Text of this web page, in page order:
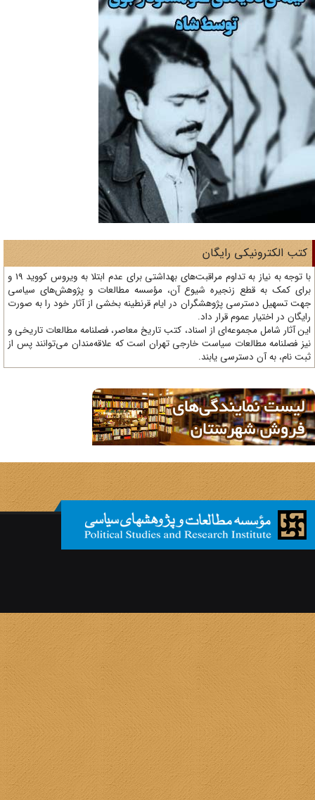
الکترونیکی رایگان
با توجه به نیاز به تداوم مراقبت‌های بهداشتی برای عدم ابتلا به ویروس کووید 19 و
کمک به قطع زنجیره شیوع آن، مؤسسه مطالعات و پژوهش‌های سیاسی
تسهیل دسترسی پژوهشگران در ایام قرنطینه بخشی از آثار خود را به صورت
در اختیار عموم قرار داد.
آثار شامل مجموعه‌ای از اسناد، کتب تاریخ معاصر، فصلنامه‌ مطالعات تاریخی و
فصلنامه مطالعات سیاست خارجی تهران است که علاقه‌مندان می‌توانند پس از
نام، به آن دسترسی یابند.